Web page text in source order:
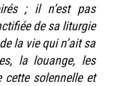
; il n’est pas
de sa liturgie
la vie qui n’ait sa
la louange, les
cette solennelle et